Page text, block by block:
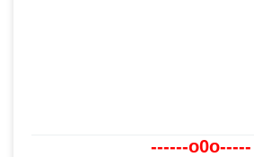
------o0o-----